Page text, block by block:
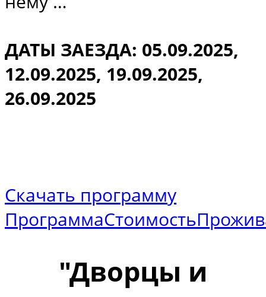
ДАТЫ ЗАЕЗДА: 05.09.2025,
12.09.2025, 19.09.2025,
26.09.2025
Скачать программу
ПрограммаСтоимость
"Дворцы и